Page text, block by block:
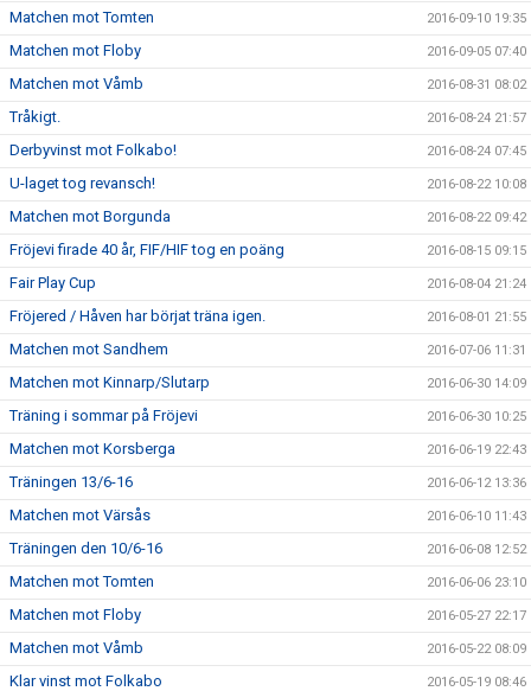
Matchen mot Tomten 2016-09-10 19:35
Matchen mot Floby 2016-09-05 07:40
Matchen mot Våmb 2016-08-31 08:02
Tråkigt. 2016-08-24 21:57
Derbyvinst mot Folkabo! 2016-08-24 07:45
U-laget tog revansch! 2016-08-22 10:08
Matchen mot Borgunda 2016-08-22 09:42
Fröjevi firade 40 år, FIF/HIF tog en poäng 2016-08-15 09:15
Fair Play Cup 2016-08-04 21:24
Fröjered / Håven har börjat träna igen. 2016-08-01 21:55
Matchen mot Sandhem 2016-07-06 11:31
Matchen mot Kinnarp/Slutarp 2016-06-30 14:09
Träning i sommar på Fröjevi 2016-06-30 10:25
Matchen mot Korsberga 2016-06-19 22:43
Träningen 13/6-16 2016-06-12 13:36
Matchen mot Värsås 2016-06-10 11:43
Träningen den 10/6-16 2016-06-08 12:52
Matchen mot Tomten 2016-06-06 23:10
Matchen mot Floby 2016-05-27 22:17
Matchen mot Våmb 2016-05-22 08:09
Klar vinst mot Folkabo 2016-05-19 08:46